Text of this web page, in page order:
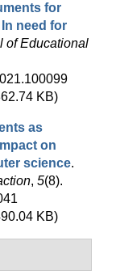
for
need for
of Educational
KB)
as
on
science.
, 5(8).
KB)